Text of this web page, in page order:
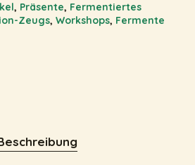
, Präsente, Fermentiertes
Zeugs, Workshops, Fermente